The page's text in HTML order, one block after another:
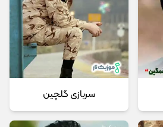
سربازی گلچین